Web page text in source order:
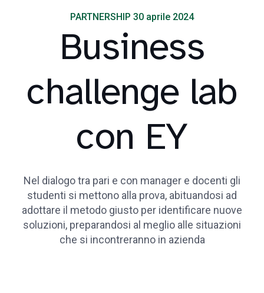
PARTNERSHIP 30 aprile 2024
Business
challenge lab
con EY
Nel dialogo tra pari e con manager e docenti gli
studenti si mettono alla prova, abituandosi ad
adottare il metodo giusto per identificare nuove
soluzioni, preparandosi al meglio alle situazioni
che si incontreranno in azienda